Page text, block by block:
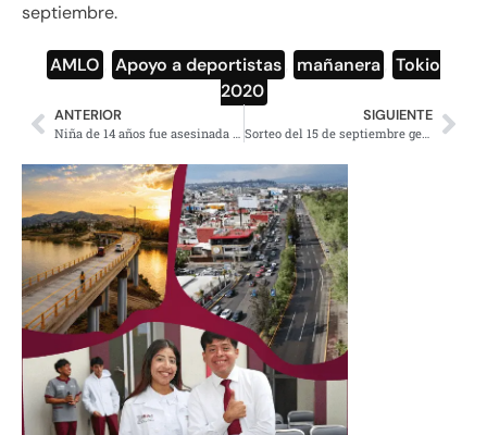
septiembre.
AMLO Apoyo a deportistas mañanera
Tokio
2020
ANTERIOR
Niña de 14 años fue asesinada por su novio en Veracruz
SIGUIENTE
Sorteo del 15 de septiembre generó ganancias por más de 153 mdp: Lotería Nacional